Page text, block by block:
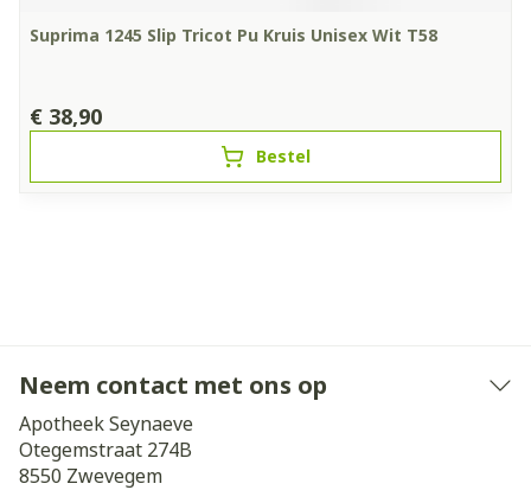
Suprima 1245 Slip Tricot Pu Kruis Unisex Wit T58
€ 38,90
Bestel
Neem contact met ons op
Apotheek Seynaeve
Otegemstraat 274B
8550 Zwevegem